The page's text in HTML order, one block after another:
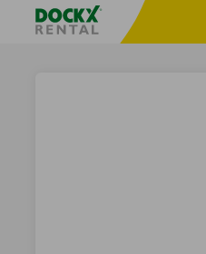
Fratello DEMO